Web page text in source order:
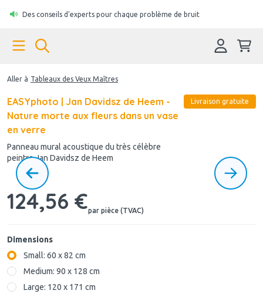
Des conseils d'experts pour chaque problème de bruit
Aller à Tableaux des Veux Maîtres
EASYphoto | Jan Davidsz de Heem -
Nature morte aux fleurs dans un vase
en verre
Panneau mural acoustique du très célèbre
peintre Jan Davidsz de Heem
Livraison gratuite
124,56 €par pièce (TVAC)
Dimensions
Small: 60 x 82 cm
Medium: 90 x 128 cm
Large: 120 x 171 cm